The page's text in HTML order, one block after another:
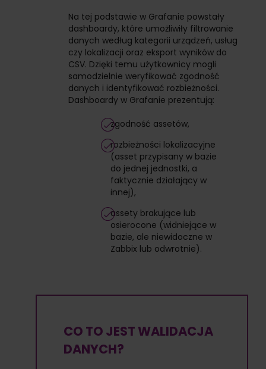
Na tej podstawie w Grafanie powstały
dashboardy, które umożliwiły filtrowanie
danych według kategorii urządzeń, usług
czy lokalizacji oraz eksport wyników do
CSV. Dzięki temu użytkownicy mogli
samodzielnie weryfikować zgodność
danych i identyfikować rozbieżności.
Dashboardy w Grafanie prezentują:
zgodność assetów,
rozbieżności lokalizacyjne
(asset przypisany w bazie
do jednej jednostki, a
faktycznie działający w
innej),
assety brakujące lub
osierocone (widniejące w
bazie, ale niewidoczne w
Zabbix lub odwrotnie).
CO TO JEST WALIDACJA
DANYCH?